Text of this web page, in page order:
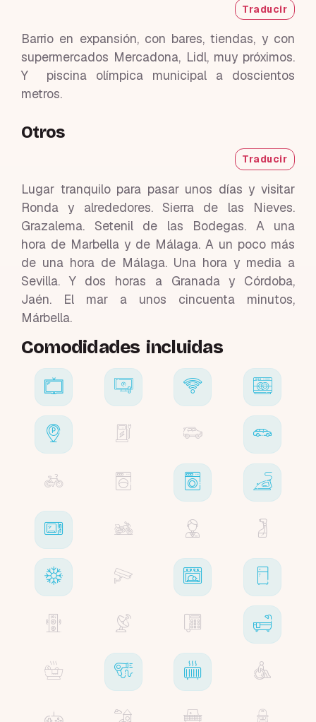
Traducir
Barrio en expansión, con bares, tiendas, y con
supermercados Mercadona, Lidl, muy próximos.
Y piscina olímpica municipal a doscientos
metros.
Otros
Traducir
Lugar tranquilo para pasar unos días y visitar
Ronda y alrededores. Sierra de las Nieves.
Grazalema. Setenil de las Bodegas. A una
hora de Marbella y de Málaga. A un poco más
de una hora de Málaga. Una hora y media a
Sevilla. Y dos horas a Granada y Córdoba,
Jaén. El mar a unos cincuenta minutos,
Márbella.
Comodidades incluidas